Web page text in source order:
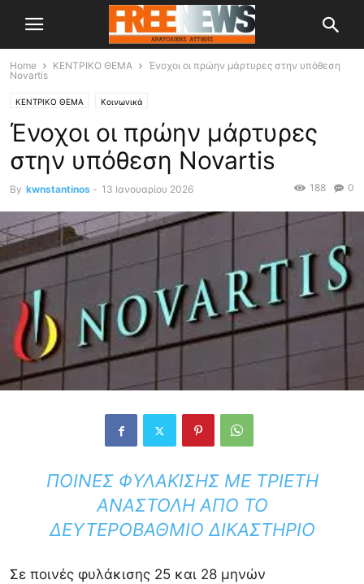
Home ΚΕΝΤΡΙΚΟ ΘΕΜΑ
Ένοχοι οι πρώην μάρτυρες στην υπόθεση
Novartis
ΚΕΝΤΡΙΚΟ ΘΕΜΑ Κοινωνικά
Ένοχοι οι πρώην μάρτυρες
στην υπόθεση Novartis
By kwnstantinos - 13 Ιανουαρίου 2026 0
188
ΠΟΙΝΈΣ ΦΥΛΆΚΙΣΗΣ ΜΕ ΤΡΙΕΤΉ
ΑΝΑΣΤΟΛΉ ΑΠΌ ΤΟ
ΔΕΥΤΕΡΟΒΆΘΜΙΟ ΔΙΚΑΣΤΉΡΙΟ
Σε ποινές φυλάκισης 25 και 28 μηνών